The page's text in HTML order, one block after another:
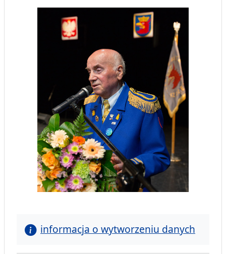
informacja o wytworzeniu danych